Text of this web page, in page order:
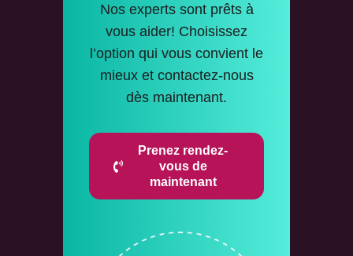
Nos experts sont prêts à
vous aider! Choisissez
l’option qui vous convient le
mieux et contactez-nous
dès maintenant.
Prenez rendez-
vous de
maintenant